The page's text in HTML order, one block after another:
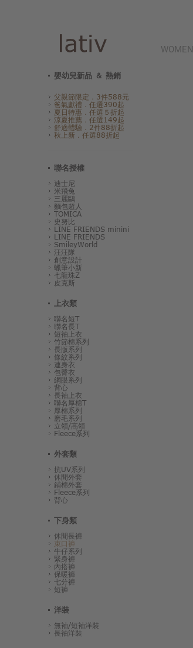
WOMEN
嬰幼兒新品 ＆ 熱銷
父親節限定．3件588元
爸氣獻禮．任選390起
夏日特惠．任選５折起
涼夏推薦．任選149起
舒適體驗．2件88折起
秋上新．任選88折起
聯名授權
迪士尼
米飛兔
三麗鷗
麵包超人
TOMICA
史努比
LINE FRIENDS minini
LINE FRIENDS
SmileyWorld
汪汪隊
創意設計
蠟筆小新
七龍珠Z
皮克斯
上衣類
聯名短T
聯名長T
短袖上衣
竹節棉系列
長版系列
條紋系列
連身衣
包臀衣
網眼系列
背心
長袖上衣
聯名厚棉T
厚棉系列
磨毛系列
立領/高領
Fleece系列
外套類
抗UV系列
休閒外套
鋪棉外套
Fleece系列
背心
下身類
休閒長褲
束口褲
牛仔系列
緊身褲
內搭褲
保暖褲
七分褲
短褲
洋裝
無袖/短袖洋裝
長袖洋裝